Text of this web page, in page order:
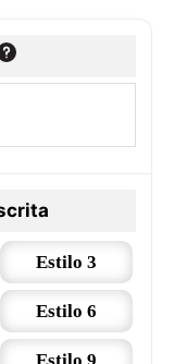
Estilo 3
Estilo 6